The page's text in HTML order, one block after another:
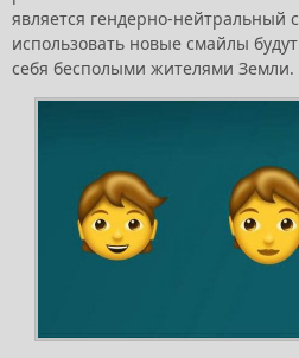
является гендерно-нейтральный
использовать новые смайлы
себя бесполыми жителями Земли.